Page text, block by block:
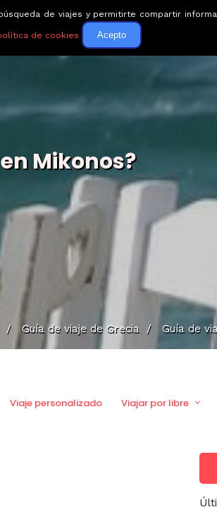
Circuitos
Mikonos?
/ Guía de viaje de Grecia / Guía de
Viaje personalizado Viajar por libre
de viajes y permitirte compartir
de cookies Acepto